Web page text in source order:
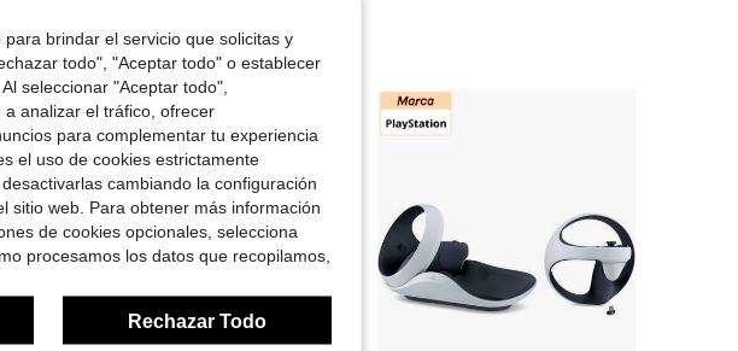
brindar el servicio que solicitas y
todo", "Aceptar todo" o establecer
seleccionar "Aceptar todo",
analizar el tráfico, ofrecer
para complementar tu experiencia
el uso de cookies estrictamente
cambiando la configuración
sitio web. Para obtener más información
de cookies opcionales, selecciona
procesamos los datos que recopilamos,
Rechazar Todo